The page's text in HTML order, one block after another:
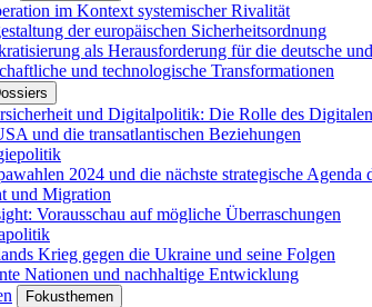
im Kontext systemischer Rivalität
der europäischen Sicherheitsordnung
als Herausforderung für die deutsche
und technologische Transformationen
und Digitalpolitik: Die Rolle des
und die transatlantischen Beziehungen
2024 und die nächste strategische Agenda
und Migration
Vorausschau auf mögliche Überraschungen
Krieg gegen die Ukraine und seine Folgen
Nationen und nachhaltige Entwicklung
Fokusthemen